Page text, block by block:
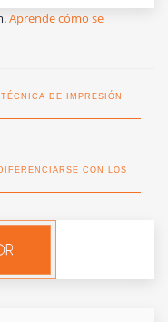
Aprende cómo se
DE IMPRESIÓN
CON LOS